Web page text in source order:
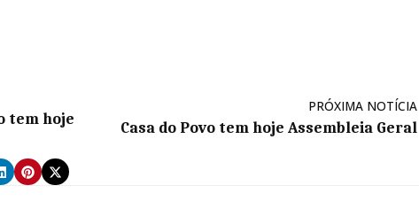
tem hoje
PRÓXIMA NOTÍCIA
Casa do Povo tem hoje Assembleia Geral